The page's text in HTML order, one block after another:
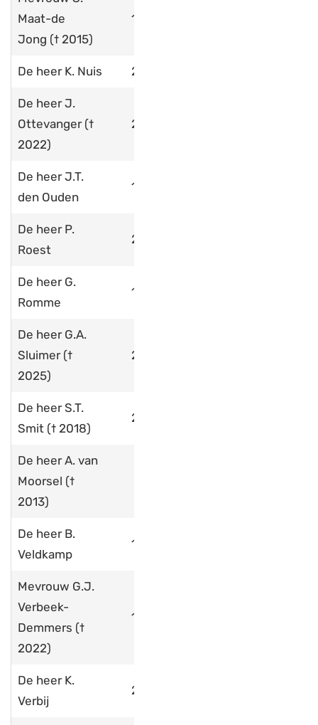
Maat-de
Jong († 2015)
1971
De heer K. Nuis 2017
De heer J.
Ottevanger (†
2022)
2017
De heer J.T.
den Ouden
1977
De heer P.
Roest
2018
De heer G.
Romme
1998
De heer G.A.
Sluimer (†
2025)
2007
De heer S.T.
Smit († 2018)
2008
De heer A. van
Moorsel (†
2013)
De heer B.
Veldkamp
1992
Mevrouw G.J.
Verbeek-
Demmers (†
2022)
1984
De heer K.
Verbij
2017